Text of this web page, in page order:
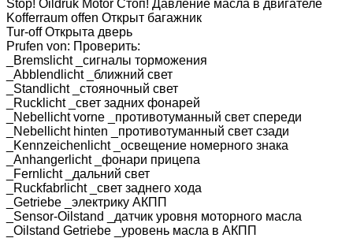
Stop! Oildruk Motor Стоп! Давление масла в двигателе
Kofferraum offen Открыт багажник
Tur-off Открыта дверь
Prufen von: Проверить:
_Bremslicht _сигналы торможения
_Abblendlicht _ближний свет
_Standlicht _стояночный свет
_Rucklicht _свет задних фонарей
_Nebellicht vorne _противотуманный свет спереди
_Nebellicht hinten _противотуманный свет сзади
_Kennzeichenlicht _освещение номерного знака
_Anhangerlicht _фонари прицепа
_Fernlicht _дальний свет
_Ruckfabrlicht _свет заднего хода
_Getriebe _электрику АКПП
_Sensor-Oilstand _датчик уровня моторного масла
_Oilstand Getriebe _уровень масла в АКПП